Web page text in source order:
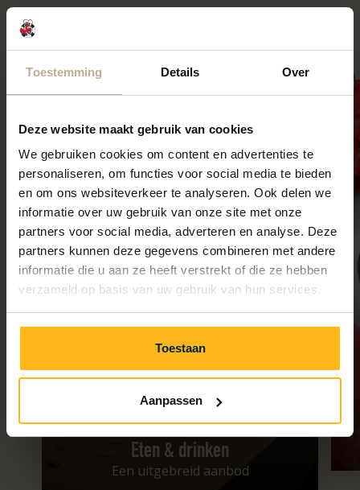
Toestemming Details Over
Deze website maakt gebruik van cookies
We gebruiken cookies om content en advertenties te
personaliseren, om functies voor social media te bieden
en om ons websiteverkeer te analyseren. Ook delen we
informatie over uw gebruik van onze site met onze
partners voor social media, adverteren en analyse. Deze
partners kunnen deze gegevens combineren met andere
informatie die u aan ze heeft verstrekt of die ze hebben
verzameld op basis van uw gebruik van hun services.
Toestaan
Aanpassen
Bij ons vind je de perfecte balans tussen avontuur,
Eten & drinken
Een uitgebreid aanbod